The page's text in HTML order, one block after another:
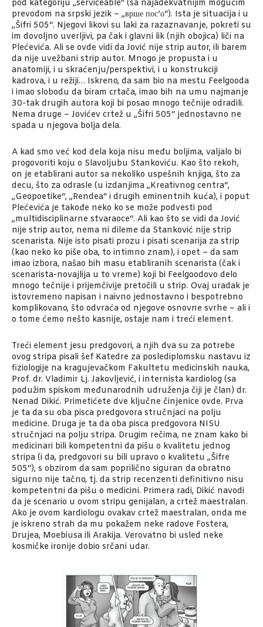
pod kategoriju „serviceable“ (sa najadekvatnijim mogućim
prevodom na srpski jezik – „врше пос’о“). Ista je situacija i u
„Šifri 505“. Njegovi likovi su laki za razaznavanje, pokreti su
im dovoljno uverljivi, pa čak i glavni lik (njih obojica) liči na
Plećevića. Ali se ovde vidi da Jović nije strip autor, ili barem
da nije uvežbani strip autor. Mnogo je propusta i u
anatomiji, i u skraćenju/perspektivi, i u konstrukciji
kadrova, i u režiji… Iskreno, da sam bio na mestu Feelgooda
i imao slobodu da biram crtača, imao bih na umu najmanje
30-tak drugih autora koji bi posao mnogo tečnije odradili.
Nema druge – Jovićev crtež u „Šifri 505“ jednostavno ne
spada u njegova bolja dela.
A kad smo već kod dela koja nisu među boljima, valjalo bi
progovoriti koju o Slavoljubu Stankoviću. Kao što rekoh,
on je etablirani autor sa nekoliko uspešnih knjiga, što za
decu, što za odrasle (u izdanjima „Kreativnog centra“,
„Geopoetike“, „Rendea“ i drugih eminentnih kuća), i poput
Plećevića je takođe neko ko se može podvesti pod
„multidisciplinarne stvaraoce“. Ali kao što se vidi da Jović
nije strip autor, nema ni dileme da Stanković nije strip
scenarista. Nije isto pisati prozu i pisati scenarija za strip
(kao neko ko piše oba, to intimno znam), i opet – da sam
imao izbora, našao bih masu etabliranih scenarista (čak i
scenarista-novajlija u to vreme) koji bi Feelgoodovo delo
mnogo tečnije i prijemčivije pretočili u strip. Ovaj uradak je
istovremeno napisan i naivno jednostavno i bespotrebno
komplikovano, što odvraća od njegove osnovne svrhe – ali i
o tome ćemo nešto kasnije, ostaje nam i treći element.
Treći element jesu predgovori, a njih dva su za potrebe
ovog stripa pisali šef Katedre za poslediplomsku nastavu iz
fiziologije na kragujevačkom Fakultetu medicinskih nauka,
Prof. dr. Vladimir Lj. Jakovljević, i internista kardiolog (sa
podužim spiskom međunarodnih udruženja čiji je član) dr.
Nenad Dikić. Primetićete dve ključne činjenice ovde. Prva
je ta da su oba pisca predgovora stručnjaci na polju
medicine. Druga je ta da oba pisca predgovora NISU
stručnjaci na polju stripa. Drugim rečima, ne znam kako bi
medicinari bili kompetentni da pišu o kvalitetu jednog
stripa (i da, predgovori su bili upravo o kvalitetu „Šifre
505“), s obzirom da sam poprilično siguran da obratno
sigurno nije tačno, tj. da strip recenzenti definitivno nisu
kompetentni da pišu o medicini. Primera radi, Dikić navodi
da je scenario u ovom stripu genijalan, a crtež maestralan.
Ako je ovom kardiologu ovakav crtež maestralan, onda me
je iskreno strah da mu pokažem neke radove Fostera,
Drujea, Moebiusa ili Arakija. Verovatno bi usled neke
kosmičke ironije dobio srčani udar.